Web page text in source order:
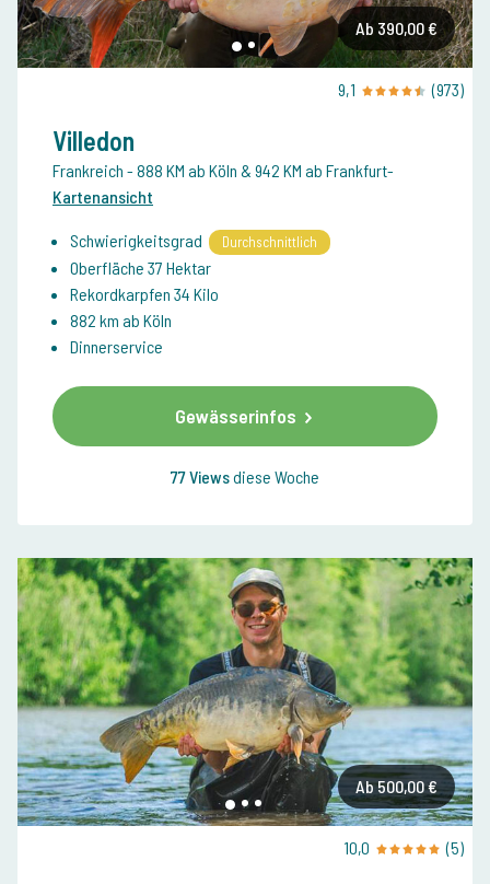
Ab 390,00 €
9,1 (973)
Villedon
Frankreich - 888 KM ab Köln & 942 KM ab Frankfurt-
Kartenansicht
Schwierigkeitsgrad Durchschnittlich
Oberfläche 37 Hektar
Rekordkarpfen 34 Kilo
882 km ab Köln
Dinnerservice
Gewässerinfos
77 Viewsdiese Woche
Ab 500,00 €
10,0 (5)